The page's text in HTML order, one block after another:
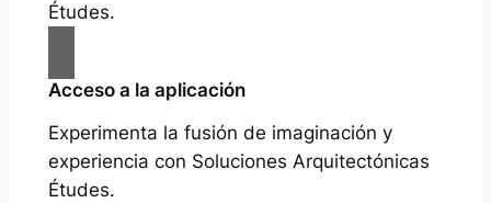
Études.
Acceso a la aplicación
Experimenta la fusión de imaginación y
experiencia con Soluciones Arquitectónicas
Études.